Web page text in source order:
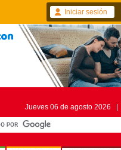
Iniciar sesión
Jueves 06 de agosto 2026 |